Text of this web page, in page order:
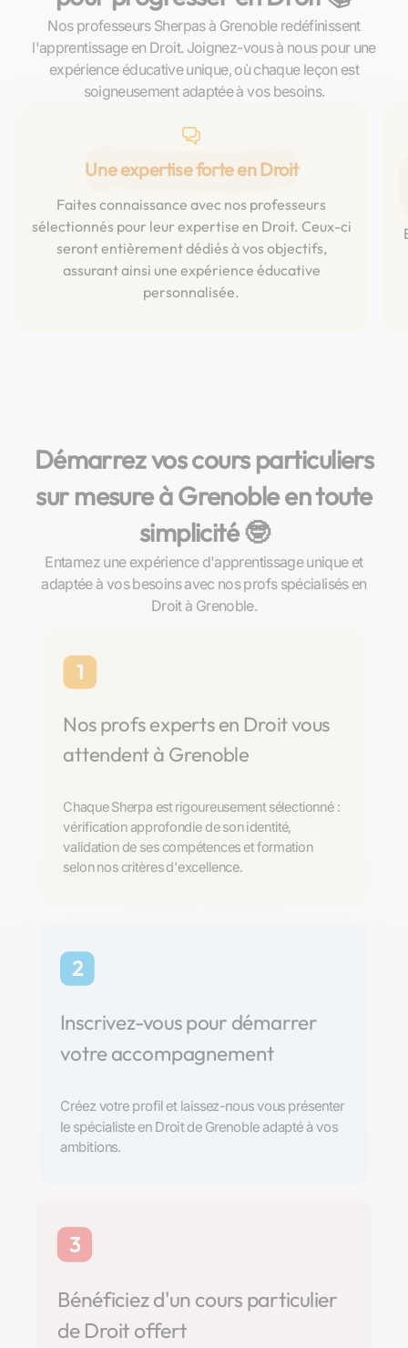
Nos professeurs Sherpas à Grenoble redéfinissent
l'apprentissage en Droit. Joignez-vous à nous pour une
expérience éducative unique, où chaque leçon est
soigneusement adaptée à vos besoins.
Une expertise forte en Droit
Faites connaissance avec nos professeurs
sélectionnés pour leur expertise en Droit. Ceux-ci
seront entièrement dédiés à vos objectifs,
assurant ainsi une expérience éducative
personnalisée.
Démarrez vos cours particuliers
sur mesure à Grenoble en toute
simplicité 🤓​
Entamez une expérience d'apprentissage unique et
adaptée à vos besoins avec nos profs spécialisés en
Droit à Grenoble.
1
Nos profs experts en Droit vous
attendent à Grenoble
Chaque Sherpa est rigoureusement sélectionné :
vérification approfondie de son identité,
validation de ses compétences et formation
selon nos critères d'excellence.
2
Inscrivez-vous pour démarrer
votre accompagnement
Créez votre profil et laissez-nous vous présenter
le spécialiste en Droit de Grenoble adapté à vos
ambitions.
3
Bénéficiez d'un cours particulier
de Droit offert